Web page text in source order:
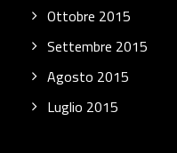
Ottobre 2015
Settembre 2015
Agosto 2015
Luglio 2015